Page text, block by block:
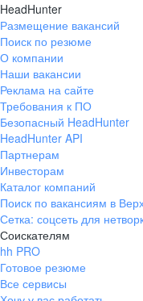
HeadHunter
Размещение вакансий
Поиск по резюме
О компании
Наши вакансии
Реклама на сайте
Требования к ПО
Безопасный HeadHunter
HeadHunter API
Партнерам
Инвесторам
Каталог компаний
Поиск по вакансиям в
Сетка: соцсеть для
Соискателям
hh PRO
Готовое резюме
Все сервисы